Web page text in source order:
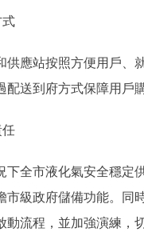
站按照方便用戶、
配送到府方式保障用戶
市液化氣安全穩定供
市級政府儲備功能。同
動流程，並加強演練，